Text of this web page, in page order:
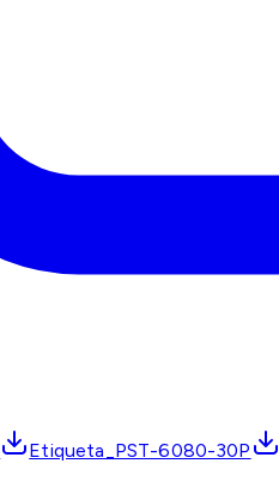
Etiqueta_PST-6080-30P